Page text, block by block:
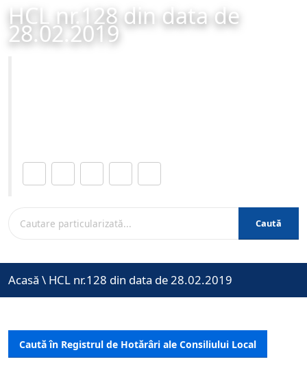
HCL nr.128 din data de
28.02.2019
Caută
Acasă \ HCL nr.128 din data de 28.02.2019
Caută în Registrul de Hotărâri ale Consiliului Local